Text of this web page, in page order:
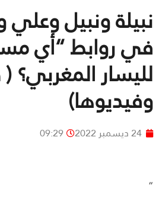
نبيلة ونبيل وعلي
في روابط “أي
لليسار المغربي؟
وفيديوها)
24 ديسمبر 2022 09:29
“